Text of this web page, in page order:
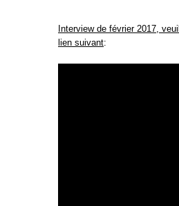
Interview de février 2017,
lien suivant: